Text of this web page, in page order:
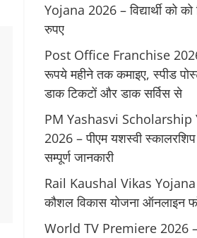
Yojana 2026 – विद्यार्थी को
रुपए
Post Office Franchise
रूपये महीने तक कमाइए, स्पीड
डाक टिकटों और डाक सर्विस से
PM Yashasvi Scholarship
2026 – पीएम यशस्वी
सम्पूर्ण जानकारी
Rail Kaushal Vikas
कौशल विकास योजना ऑनलाइन
World TV Premiere 2026 –